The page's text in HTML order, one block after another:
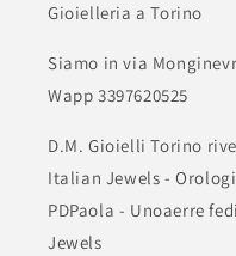
Gioielleria a Torino
Siamo in via
Wapp 3397620525
D.M. Gioielli Torino
Italian Jewels -
PDPaola - Unoaerre
Jewels